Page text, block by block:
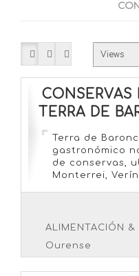
CONSERVAS
TERRA DE
Terra de
gastronómico
de conservas,
Monterrei,
nuestra
alta calidad de
metales
ALIMENTACIÓN &
Ourense